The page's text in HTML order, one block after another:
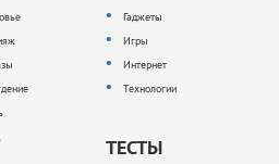
Гаджеты
Игры
Интернет
Технологии
ТЕСТЫ